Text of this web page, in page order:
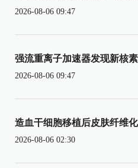
2026-08-06 09:47
强流重离子加速器发现新核
2026-08-06 09:47
造血干细胞移植后皮肤纤维
2026-08-06 02:30